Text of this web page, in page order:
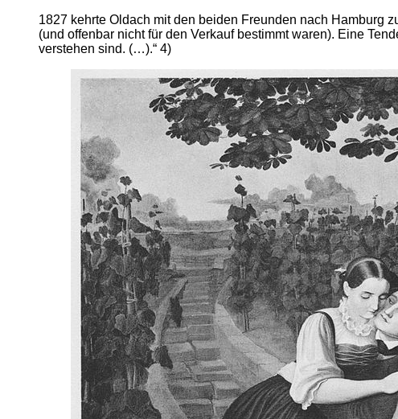
1827 kehrte Oldach mit den beiden Freunden nach Hamburg
(und offenbar nicht für den Verkauf bestimmt waren). Eine
verstehen sind. (…).“ 4)